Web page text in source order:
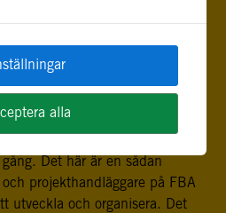
avdelning (DPA). Vi talade då
i dialog och medling
TO THE COURSE!
Det här är en sådan
projekthandläggare på FBA
utveckla och organisera. Det
alla